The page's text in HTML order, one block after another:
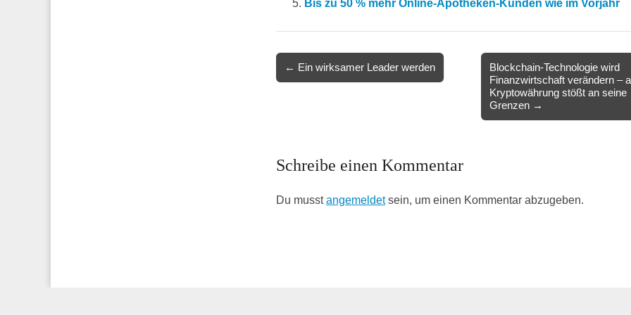
Bis zu 50 % mehr Online-Apotheken-Kunden wie im Vorjahr
navigation
← Ein wirksamer Leader werden
Blockchain-Technologie wird
Finanzwirtschaft verändern –
Kryptowährung stößt an seine
Grenzen →
Schreibe einen Kommentar
Du musstangemeldetsein, um einen Kommentar abzugeben.